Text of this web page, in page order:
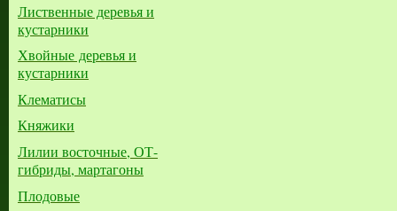
Лиственные деревья и
кустарники
Хвойные деревья и
кустарники
Клематисы
Княжики
Лилии восточные, ОТ-
гибриды, мартагоны
Плодовые